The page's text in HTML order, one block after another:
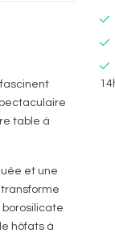
table à
et une
höfats à